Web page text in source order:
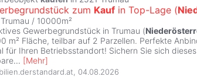
zum Kauf in Top-Lage (
/ 10000m²
Gewerbegrundstück in Trumau (
m² Fläche, teilbar auf 2 Parzellen. Perfekte
für Ihren Betriebsstandort! Sichern Sie sich
... [Mehr]
04.08.2026